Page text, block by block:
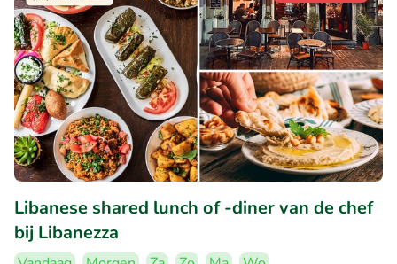
Libanese shared lunch of -diner van de chef
bij Libanezza